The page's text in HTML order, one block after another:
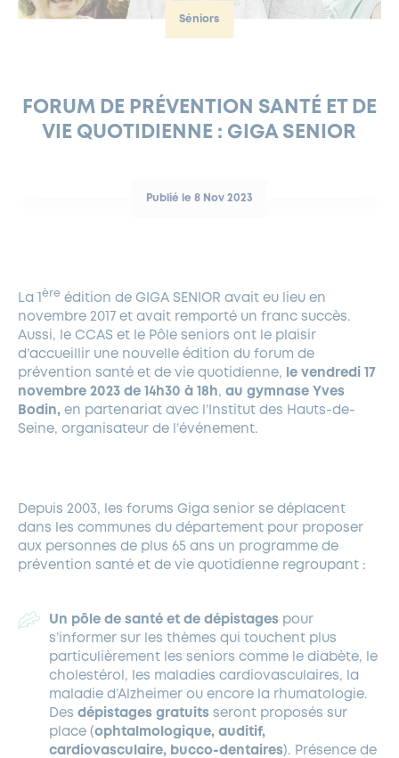
EAU POTABLE ET ASSAINISSEMENT
DÉCLARATION DE CATASTROPHE NATURELLE
LOCATION DE SALLES
INFORMATIONS PRATIQUES
SUBVENTIONS
PANNEAUX D’AFFICHAGE LIBRE
GRÖBENZELL
DÉVELOPPEMENT DURABLE
DEMANDE D’ABATTAGE
GESTION DU PATRIMOINE ARBORÉ
Séniors
FORUM DE PRÉVENTION SANTÉ ET DE
VIE QUOTIDIENNE : GIGA SENIOR
Publié le 8 Nov 2023
La 1 ère édition de GIGA SENIOR avait eu lieu en
novembre 2017 et avait remporté un franc succès.
Aussi, le CCAS et le Pôle seniors ont le plaisir
d’accueillir une nouvelle édition du forum de
prévention santé et de vie quotidienne,
le vendredi 17
novembre 2023 de 14h30 à 18h, au gymnase Yves
Bodin, en partenariat avec l’Institut des Hauts-de-
Seine, organisateur de l’événement.
Depuis 2003, les forums Giga senior se déplacent
dans les communes du département pour proposer
aux personnes de plus 65 ans un programme de
prévention santé et de vie quotidienne regroupant :
Un pôle de santé et de dépistages pour
s’informer sur les thèmes qui touchent plus
particulièrement les seniors comme le diabète, le
cholestérol, les maladies cardiovasculaires, la
maladie d’Alzheimer ou encore la rhumatologie.
Des dépistages gratuits seront proposés sur
place (ophtalmologique, auditif,
cardiovasculaire, bucco-dentaires). Présence de